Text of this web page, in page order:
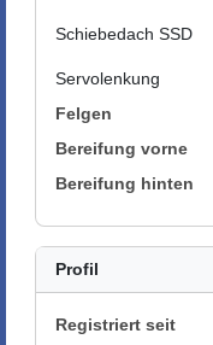
Schiebedach SSD
Servolenkung
Felgen
Bereifung vorne
Bereifung hinten
Profil
Registriert seit